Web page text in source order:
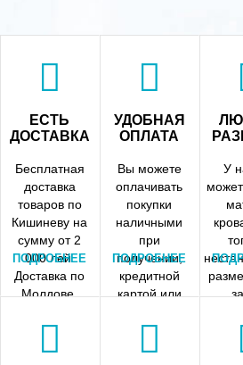
ЕСТЬ
ДОСТАВКА
Бесплатная
доставка
товаров по
Кишиневу на
сумму от 2
000 лей.
Доставка по
Молдове.
доставку..
ПОДРОБНЕЕ
УДОБНАЯ
ОПЛАТА
Вы можете
оплачивать
покупки
наличными
при
получении,
кредитной
картой или
платежом
ПОДРОБНЕЕ
У